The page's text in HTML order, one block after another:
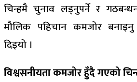
चिन्हमै चुनाव लड्नुपर्ने र
मौलिक पहिचान कमजोर
दिइयो ।
विश्वसनीयता कमजोर हुँदै गएको